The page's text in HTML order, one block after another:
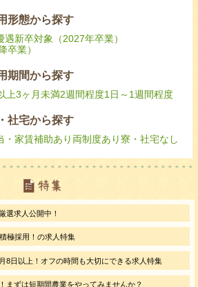
形態から探す
遇新卒対象（2027年卒業）
卒業）
期間から探す
上3ヶ月未満2週間程度1日～1週間程度
社宅から探す
・家賃補助あり 両制度あり寮・社宅なし
選求人公開中！
極採用！の求人特集
8日以上！オフの時間も大切にできる求人特集
まずは短期間農業をやってみませんか？